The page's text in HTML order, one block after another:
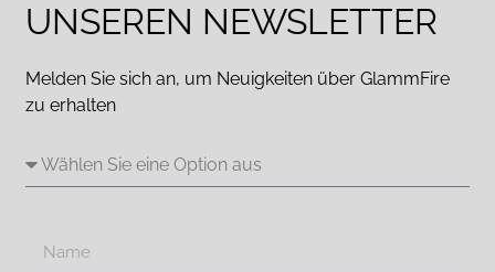
UNSEREN NEWSLETTER
Melden Sie sich an, um Neuigkeiten über GlammFire
zu erhalten